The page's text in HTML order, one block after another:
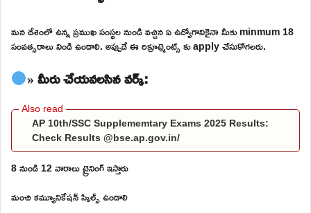
మన దేశంలో ఉన్న ప్రముఖ సంస్థల నుండి వచ్చిన ఏ ఉద్యోగానికైనా మీకు minmum 18
సంవత్సరాలు నిండి ఉండాలి. అప్పుడే ఈ రిక్రూట్మెంట్స్ కు apply చేసుకోగలరు.
» మీరు చేయవలసిన వర్క్:
AP 10th/SSC Supplememtary Exams 2025 Results:
Check Results @bse.ap.gov.in/
8 నుండి 12 వారాలు ట్రైనింగ్ ఇస్తారు
మంచి కమ్యూనికేషన్ స్కిల్స్ ఉండాలి